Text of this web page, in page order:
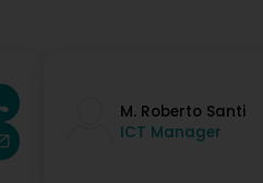
M. Roberto Santi
ICT Manager